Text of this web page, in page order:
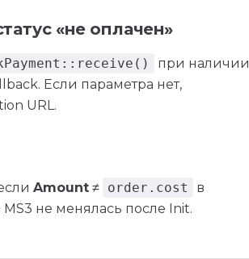
«не оплачен»
при наличии
Если параметра нет,
URL.
Amount ≠ order.cost
в
MS3 не менялась после Init.